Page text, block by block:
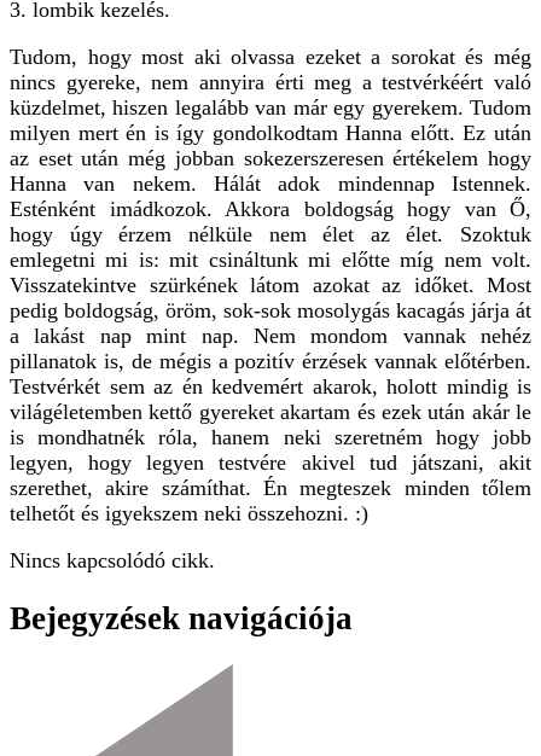
3. lombik kezelés.
Tudom, hogy most aki olvassa ezeket a sorokat és még
nincs gyereke, nem annyira érti meg a testvérkéért való
küzdelmet, hiszen legalább van már egy gyerekem. Tudom
milyen mert én is így gondolkodtam Hanna előtt. Ez után
az eset után még jobban sokezerszeresen értékelem hogy
Hanna van nekem. Hálát adok mindennap Istennek.
Esténként imádkozok. Akkora boldogság hogy van Ő,
hogy úgy érzem nélküle nem élet az élet. Szoktuk
emlegetni mi is: mit csináltunk mi előtte míg nem volt.
Visszatekintve szürkének látom azokat az időket. Most
pedig boldogság, öröm, sok-sok mosolygás kacagás járja át
a lakást nap mint nap. Nem mondom vannak nehéz
pillanatok is, de mégis a pozitív érzések vannak előtérben.
Testvérkét sem az én kedvemért akarok, holott mindig is
világéletemben kettő gyereket akartam és ezek után akár le
is mondhatnék róla, hanem neki szeretném hogy jobb
legyen, hogy legyen testvére akivel tud játszani, akit
szerethet, akire számíthat. Én megteszek minden tőlem
telhetőt és igyekszem neki összehozni. :)
Nincs kapcsolódó cikk.
Bejegyzések navigációja